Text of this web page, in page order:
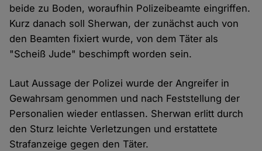
beide zu Boden, woraufhin Polizeibeamte eingriffen.
Kurz danach soll Sherwan, der zunächst auch von
den Beamten fixiert wurde, von dem Täter als
"Scheiß Jude" beschimpft worden sein.
Laut Aussage der Polizei wurde der Angreifer in
Gewahrsam genommen und nach Feststellung der
Personalien wieder entlassen. Sherwan erlitt durch
den Sturz leichte Verletzungen und erstattete
Strafanzeige gegen den Täter.